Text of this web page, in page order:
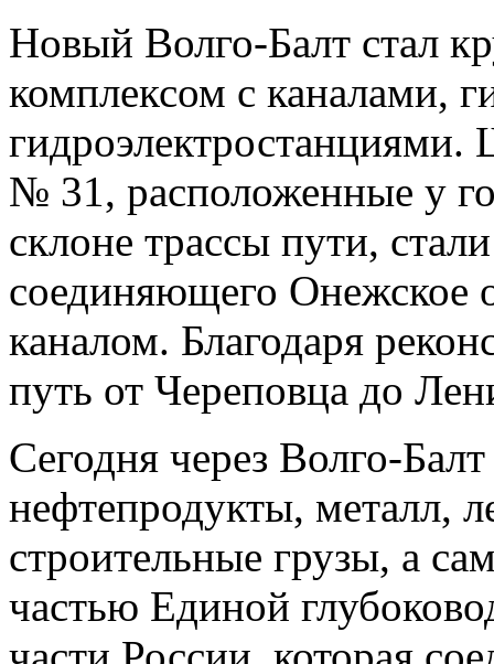
Новый Волго-Балт стал
комплексом с каналами,
№ 31, расположенные у
склоне трассы пути,
соединяющего Онежское
каналом. Благодаря
путь от Череповца до
Сегодня через Волго-
нефтепродукты, металл,
строительные грузы, а
частью Единой